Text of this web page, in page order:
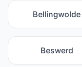
Bellingwolde
Beswerd